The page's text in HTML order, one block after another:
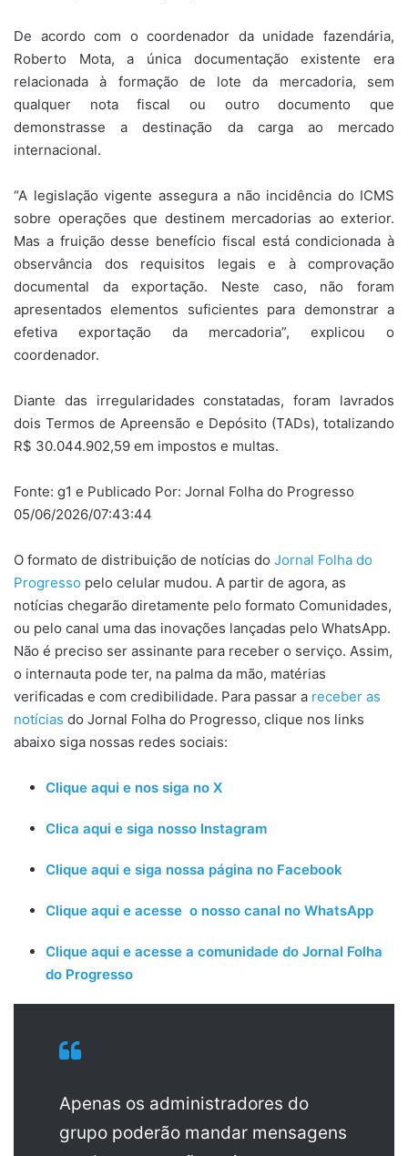
De acordo com o coordenador da unidade fazendária,
Roberto Mota, a única documentação existente era
relacionada à formação de lote da mercadoria, sem
qualquer nota fiscal ou outro documento que
demonstrasse a destinação da carga ao mercado
internacional.
“A legislação vigente assegura a não incidência do ICMS
sobre operações que destinem mercadorias ao exterior.
Mas a fruição desse benefício fiscal está condicionada à
observância dos requisitos legais e à comprovação
documental da exportação. Neste caso, não foram
apresentados elementos suficientes para demonstrar a
efetiva exportação da mercadoria”, explicou o
coordenador.
Diante das irregularidades constatadas, foram lavrados
dois Termos de Apreensão e Depósito (TADs), totalizando
R$ 30.044.902,59 em impostos e multas.
Fonte: g1 e Publicado Por: Jornal Folha do Progresso
05/06/2026/07:43:44
O formato de distribuição de notícias do Jornal Folha do
Progresso pelo celular mudou. A partir de agora, as
notícias chegarão diretamente pelo formato Comunidades,
ou pelo canal uma das inovações lançadas pelo WhatsApp.
Não é preciso ser assinante para receber o serviço. Assim,
o internauta pode ter, na palma da mão, matérias
verificadas e com credibilidade. Para passar a receber as
notícias do Jornal Folha do Progresso, clique nos links
abaixo siga nossas redes sociais:
Clique aqui e nos siga no X
Clica aqui e siga nosso Instagram
Clique aqui e siga nossa página no Facebook
Clique aqui e acesse o nosso canal no WhatsApp
Clique aqui e acesse a comunidade do Jornal Folha
do Progresso
Apenas os administradores do
grupo poderão mandar mensagens